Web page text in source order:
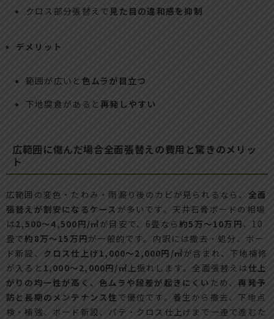
クロス部分張替えで 見た目の違和感を抑制
デメリット
範囲が広いと 色ムラが目立つ
下地腐食があると再発しやすい
広範囲に傷んだ場合全面張替えの費用と驚きのメリッ
ト
広範囲の変色・たわみ・雨漏り後のカビが見られるなら、 全面
張替えが割安になるケース が多いです。天井石膏ボードの相場
は2,500〜4,500円/㎡が目安で、6畳なら約5万〜10万円、10
畳で約8万〜15万円が一般的です。内訳には撤去・処分、ボー
ド新設、 クロス仕上げ1,000〜2,000円/㎡が含まれ、下地補修
が入ると 1,000〜2,000円/㎡ 上振れします。全面張替えは仕上
がりの均一性が高く、色ムラや段差が起きにくい ため、再発予
防と長期のメンテナンス性 で優位です。養生から撤去、下地点
検・補強、ボード新設、パテ・クロス仕上げまで一連で進むた